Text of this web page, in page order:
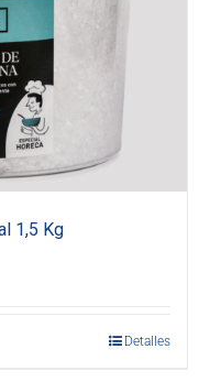
1,5 Kg
Detalles